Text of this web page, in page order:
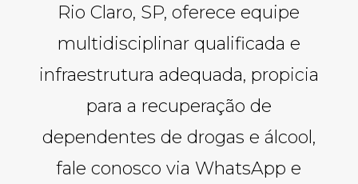
Rio Claro, SP, oferece equipe
multidisciplinar qualificada e
infraestrutura adequada, propicia
para a recuperação de
dependentes de drogas e álcool,
fale conosco via WhatsApp e